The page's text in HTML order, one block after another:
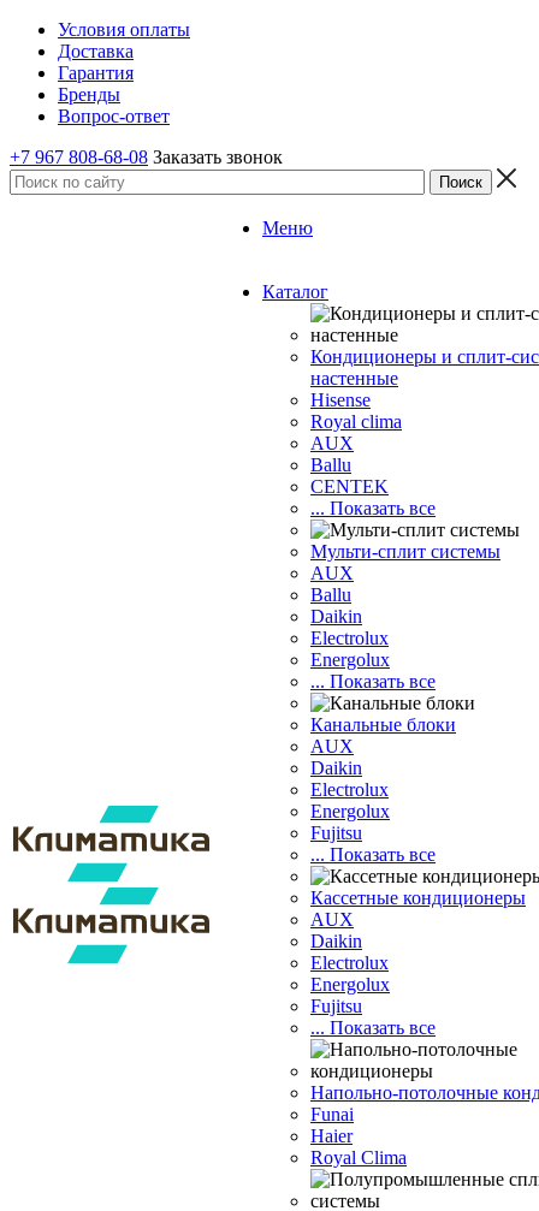
Условия оплаты
Доставка
Гарантия
Бренды
Вопрос-ответ
+7 967 808-68-08 Заказать звонок
Меню
Каталог
Кондиционеры и сплит-
настенные
Hisense
Royal clima
AUX
Ballu
CENTEK
... Показать все
Мульти-сплит системы
AUX
Ballu
Daikin
Electrolux
Energolux
... Показать все
Канальные блоки
AUX
Dаikin
Electrolux
Energolux
Fujitsu
... Показать все
Кассетные кондиционеры
AUX
Daikin
Electrolux
Energolux
Fujitsu
... Показать все
Напольно-потолочные
Funai
Haier
Royal Clima